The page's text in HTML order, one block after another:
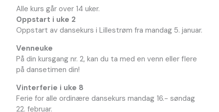
Alle kurs går over 14 uker.
Oppstart i uke 2
Oppstart av dansekurs i Lillestrøm fra mandag 5. januar.
Venneuke
På din kursgang nr. 2, kan du ta med en venn eller flere
på dansetimen din!
Vinterferie i uke 8
Ferie for alle ordinære dansekurs mandag 16.- søndag
22. februar.